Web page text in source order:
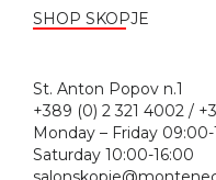
SHOP SKOPJE
St.
+389 (0) 2 321 4002 /
Monday – Friday
Saturday 10:00-16:00